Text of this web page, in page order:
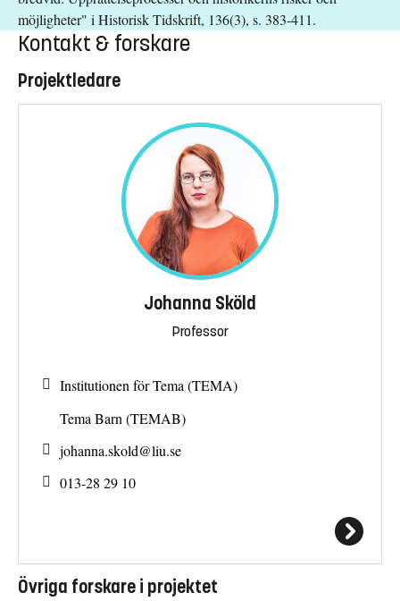
möjligheter" i Historisk Tidskrift, 136(3), s. 383-411.
Kontakt & forskare
Projektledare
Johanna Sköld
Professor
Institutionen för Tema (TEMA)
Tema Barn (TEMAB)
johanna.skold@liu.se
013-28 29 10
Övriga forskare i projektet